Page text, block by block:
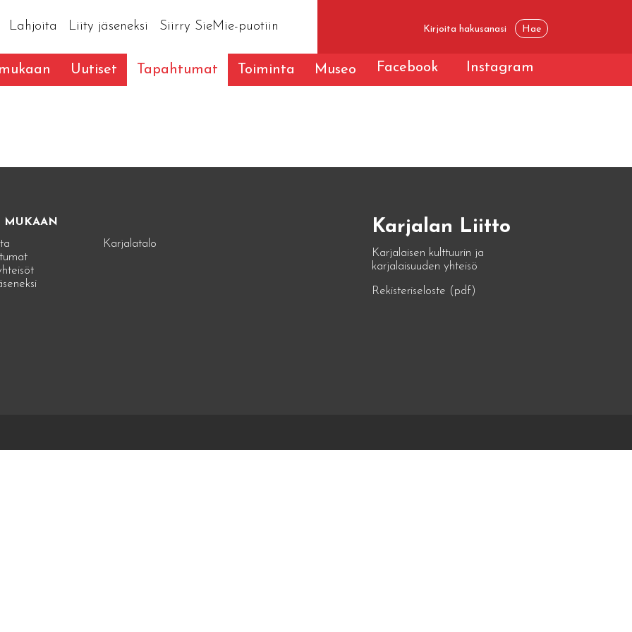
Lahjoita Liity jäseneksi Siirry SieMie-puotiin
Uutiset Tapahtumat Toiminta Museo Facebook Instagram
MUKAAN
Karjalatalo
Karjalan Liitto
Karjalaisen kulttuurin ja
karjalaisuuden yhteisö
Rekisteriseloste (pdf)